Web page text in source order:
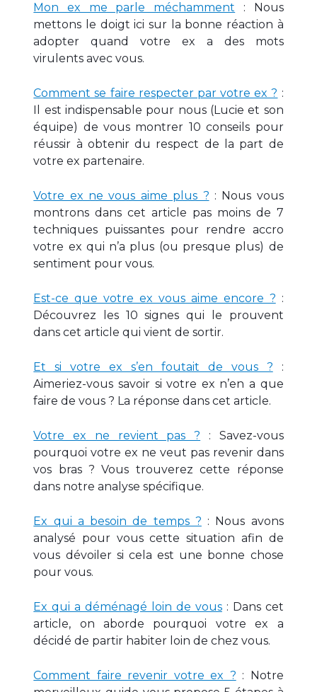
Mon ex me parle méchamment : Nous
mettons le doigt ici sur la bonne réaction à
adopter quand votre ex a des mots
virulents avec vous.
Comment se faire respecter par votre ex ? :
Il est indispensable pour nous (Lucie et son
équipe) de vous montrer 10 conseils pour
réussir à obtenir du respect de la part de
votre ex partenaire.
Votre ex ne vous aime plus ? : Nous vous
montrons dans cet article pas moins de 7
techniques puissantes pour rendre accro
votre ex qui n’a plus (ou presque plus) de
sentiment pour vous.
Est-ce que votre ex vous aime encore ? :
Découvrez les 10 signes qui le prouvent
dans cet article qui vient de sortir.
Et si votre ex s’en foutait de vous ? :
Aimeriez-vous savoir si votre ex n’en a que
faire de vous ? La réponse dans cet article.
Votre ex ne revient pas ? : Savez-vous
pourquoi votre ex ne veut pas revenir dans
vos bras ? Vous trouverez cette réponse
dans notre analyse spécifique.
Ex qui a besoin de temps ? : Nous avons
analysé pour vous cette situation afin de
vous dévoiler si cela est une bonne chose
pour vous.
Ex qui a déménagé loin de vous: Dans cet
article, on aborde pourquoi votre ex a
décidé de partir habiter loin de chez vous.
Comment faire revenir votre ex ? : Notre